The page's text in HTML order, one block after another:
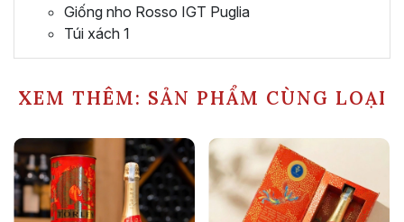
Giống nho Rosso IGT Puglia
Túi xách 1
XEM THÊM: SẢN PHẨM CÙNG LOẠI